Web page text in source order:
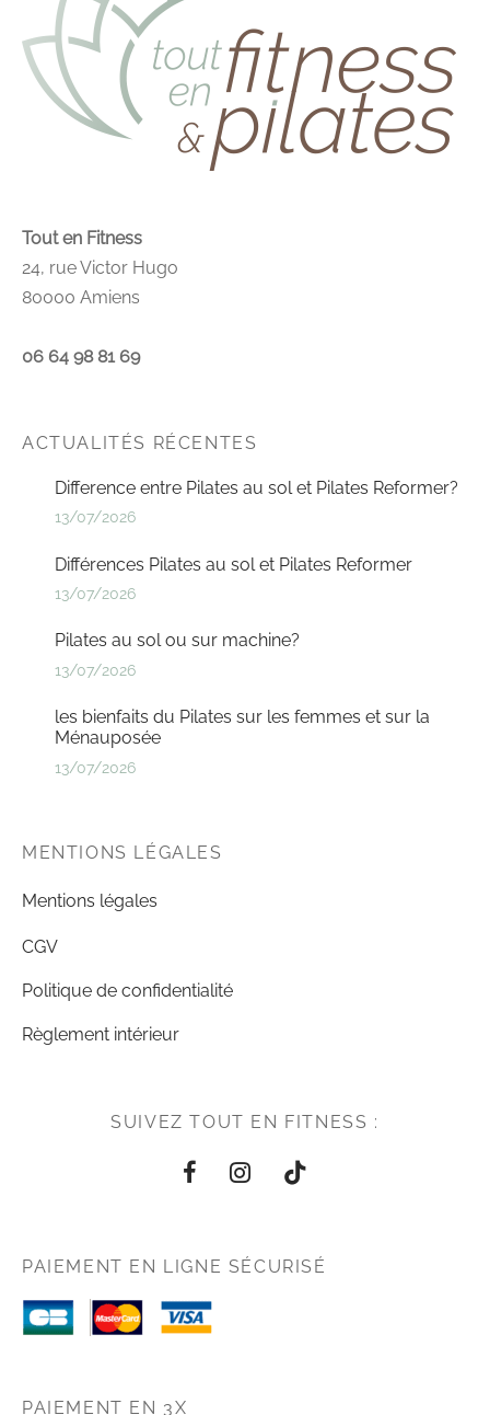
Tout en Fitness
24, rue Victor Hugo
80000 Amiens
06 64 98 81 69
ACTUALITÉS RÉCENTES
Difference entre Pilates au sol et Pilates Reformer?
13/07/2026
Différences Pilates au sol et Pilates Reformer
13/07/2026
Pilates au sol ou sur machine?
13/07/2026
les bienfaits du Pilates sur les femmes et sur la
Ménauposée
13/07/2026
MENTIONS LÉGALES
Mentions légales
CGV
Politique de confidentialité
Règlement intérieur
SUIVEZ TOUT EN FITNESS :
PAIEMENT EN LIGNE SÉCURISÉ
PAIEMENT EN 3X